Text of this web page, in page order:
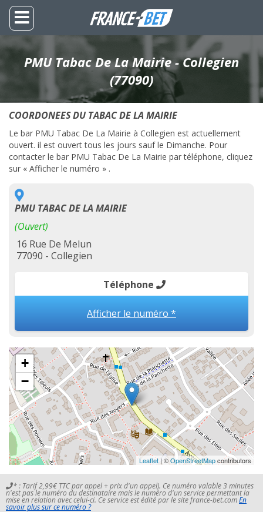
PMU Tabac De La Mairie - Collegien
(77090)
COORDONEES DU TABAC DE LA MAIRIE
Le bar PMU Tabac De La Mairie à Collegien est actuellement
ouvert. il est ouvert tous les jours sauf le Dimanche. Pour
contacter le bar PMU Tabac De La Mairie par téléphone, cliquez
sur « Afficher le numéro » .
PMU TABAC DE LA MAIRIE
(Ouvert)
16 Rue De Melun
77090 - Collegien
Téléphone
Afficher le numéro *
+
−
Leaflet | ©OpenStreetMapcontributors
* : Tarif 2,99€ TTC par appel + prix d'un appel). Ce numéro valable 3 minutes
n'est pas le numéro du destinataire mais le numéro d'un service permettant la
mise en relation avec celui-ci. Ce service est édité par le site france-bet.comEn
savoir plus sur ce numéro ?